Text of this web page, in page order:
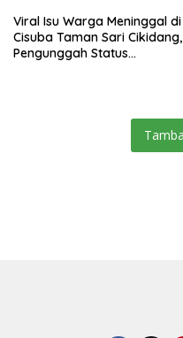
Viral Isu Warga Meninggal di
Cisuba Taman Sari Cikidang,
Pengunggah Status